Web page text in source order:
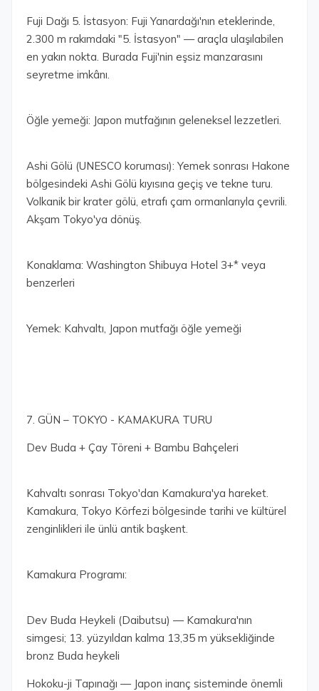
Fuji Dağı 5. İstasyon: Fuji Yanardağı'nın eteklerinde,
2.300 m rakımdaki "5. İstasyon" — araçla ulaşılabilen
en yakın nokta. Burada Fuji'nin eşsiz manzarasını
seyretme imkânı.
Öğle yemeği: Japon mutfağının geleneksel lezzetleri.
Ashi Gölü (UNESCO koruması): Yemek sonrası Hakone
bölgesindeki Ashi Gölü kıyısına geçiş ve tekne turu.
Volkanik bir krater gölü, etrafı çam ormanlarıyla çevrili.
Akşam Tokyo'ya dönüş.
Konaklama: Washington Shibuya Hotel 3+* veya
benzerleri
Yemek: Kahvaltı, Japon mutfağı öğle yemeği
7. GÜN – TOKYO - KAMAKURA TURU
Dev Buda + Çay Töreni + Bambu Bahçeleri
Kahvaltı sonrası Tokyo'dan Kamakura'ya hareket.
Kamakura, Tokyo Körfezi bölgesinde tarihi ve kültürel
zenginlikleri ile ünlü antik başkent.
Kamakura Programı:
Dev Buda Heykeli (Daibutsu) — Kamakura'nın
simgesi; 13. yüzyıldan kalma 13,35 m yüksekliğinde
bronz Buda heykeli
Hokoku-ji Tapınağı — Japon inanç sisteminde önemli